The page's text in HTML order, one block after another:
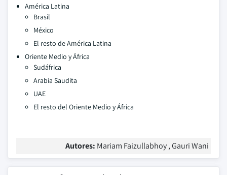
América Latina
Brasil
México
El resto de América Latina
Oriente Medio y África
Sudáfrica
Arabia Saudita
UAE
El resto del Oriente Medio y África
Autores: Mariam Faizullabhoy , Gauri Wani